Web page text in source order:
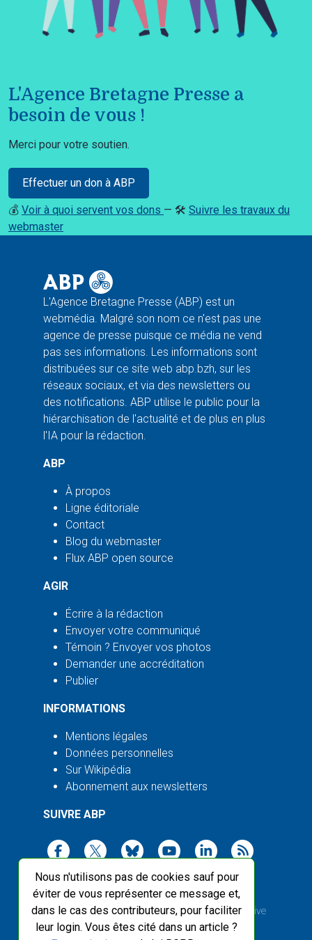
Nous n'utilisons pas de cookies sauf pour
éviter de vous représenter ce message et,
dans le cas des contributeurs, pour faciliter
leur login. Vous êtes cité dans un article ?
L'Agence Bretagne Presse a
besoin de vous !
Merci pour votre soutien.
Effectuer un don à ABP
💰 Voir à quoi servent vos dons — 🛠️ Suivre les travaux du
webmaster
L'Agence Bretagne Presse (ABP) est un
webmédia. Malgré son nom ce n'est pas une
agence de presse puisque ce média ne vend
pas ses informations. Les informations sont
distribuées sur ce site web abp.bzh, sur les
réseaux sociaux, et via des newsletters ou
des notifications. ABP utilise le public pour la
hiérarchisation de l'actualité et de plus en plus
l'IA pour la rédaction.
ABP
À propos
Ligne éditoriale
Contact
Blog du webmaster
Flux ABP open source
AGIR
Écrire à la rédaction
Envoyer votre communiqué
Témoin ? Envoyer vos photos
Demander une accréditation
Publier
INFORMATIONS
Mentions légales
Données personnelles
Sur Wikipédia
Abonnement aux newsletters
SUIVRE ABP
2003-2026 ©Agence Bretagne Presse, sauf Creative
Commons